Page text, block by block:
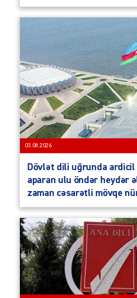
03.08.2026
Dövlət dili uğrunda ardicil
aparan ulu öndər heydər
zaman cəsarətli mövqe